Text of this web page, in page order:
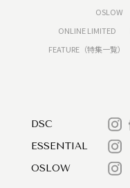
OSLOW
ONLINE LIMITED
FEATURE（特集一覧）
DSC
ESSENTIAL
OSLOW